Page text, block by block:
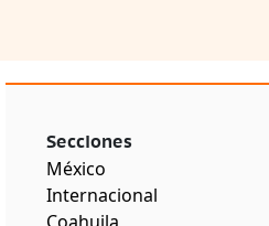
Secciones
México
Internacional